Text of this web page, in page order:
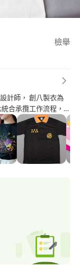
檢舉
計師， 創八製衣為
合承攬工作流程，
，確保每一件產品的
隊以多年的專業經驗
以良好的客戶信用
學術單位以及同業的
恤設計、POLO衫製
製作，以及帆布袋印
。 更重要的
供客製化的設計服
設計。 無論您的需
您帶來無憾的製衣體